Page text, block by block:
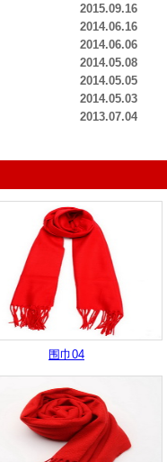
2015.09.16
2014.06.16
2014.06.06
2014.05.08
2014.05.05
2014.05.03
2013.07.04
围巾04